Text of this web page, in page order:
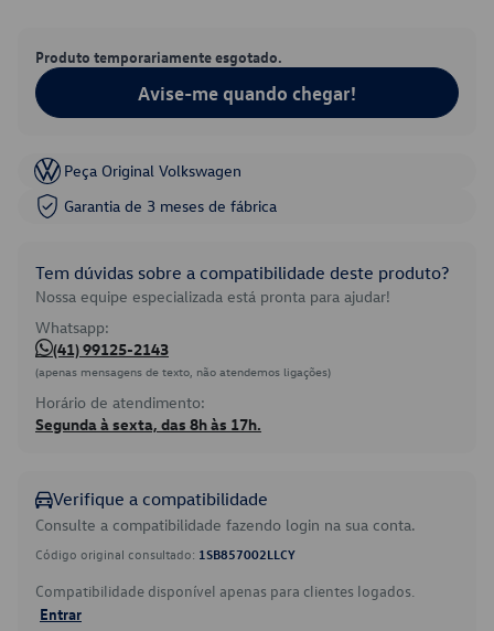
Produto temporariamente esgotado.
Avise-me quando chegar!
Peça Original Volkswagen
Garantia de 3 meses de fábrica
Tem dúvidas sobre a compatibilidade deste produto?
Nossa equipe especializada está pronta para ajudar!
Whatsapp:
(41) 99125-2143
(apenas mensagens de texto, não atendemos ligações)
Horário de atendimento:
Segunda à sexta, das 8h às 17h.
Verifique a compatibilidade
Consulte a compatibilidade fazendo login na sua conta.
Código original consultado: 1SB857002LLCY
Compatibilidade disponível apenas para clientes logados.
Entrar